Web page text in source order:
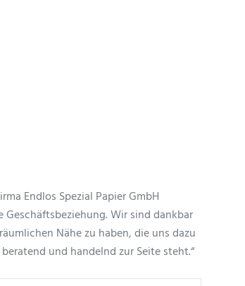
Endlos Spezial Papier GmbH
Wir sind dankbar
Nähe zu haben, die uns dazu
und handelnd zur Seite steht.“